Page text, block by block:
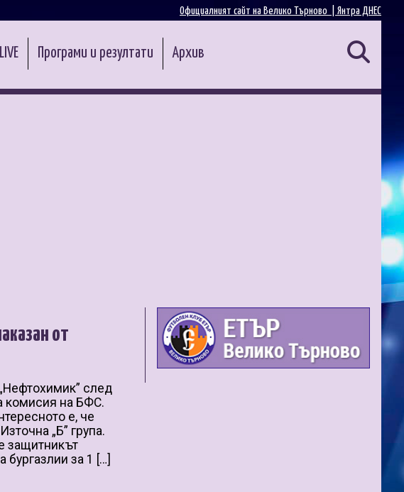
Янтра ДНЕС
Официалният сайт на Велико Търново |
LIVE Програми и резултати Архив
от
след
комисия на БФС.
е, че
„Б” група.
защитникът
бургазлии за 1 […]